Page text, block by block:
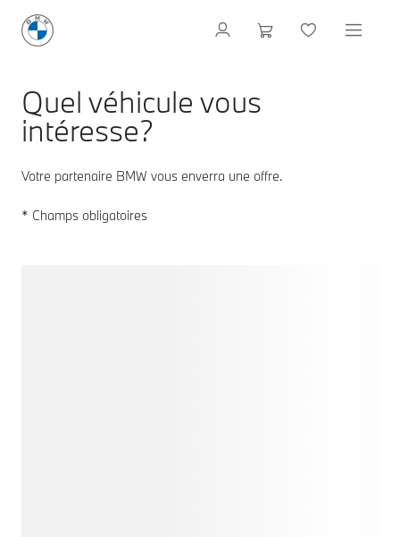
Quel véhicule vous
intéresse?
Votre partenaire BMW vous enverra une offre.
* Champs obligatoires